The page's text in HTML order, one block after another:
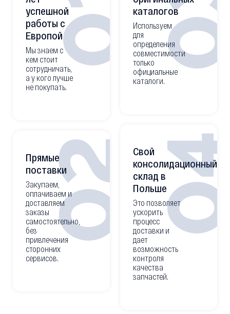
успешной
работы с
Европой
Мы знаем с
кем стоит
сотрудничать,
а у кого лучше
не покупать.
02
Прямые
поставки
Закупаем,
оплачиваем и
доставляем
заказы
самостоятельно,
без
привлечения
сторонних
сервисов.
каталогов
Используем
для
определения
совместимости
только
официальные
каталоги.
Свой
консолидационный
склад в
Польше
Это позволяет
ускорить
процесс
доставки и
дает
возможность
контроля
качества
запчастей.